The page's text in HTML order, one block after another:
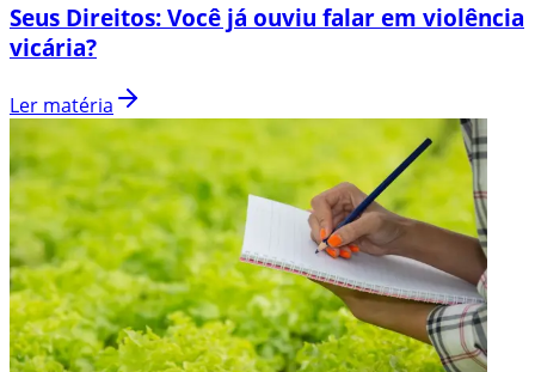
Seus Direitos: Você já ouviu falar em violência
vicária?
Ler matéria